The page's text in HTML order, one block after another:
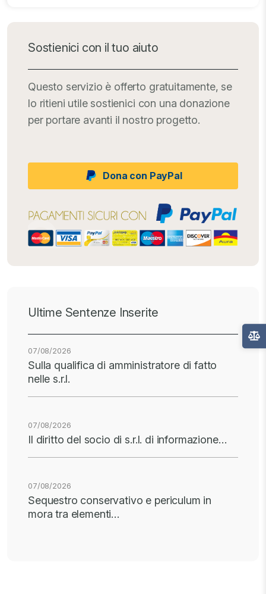
Sostienici con il tuo aiuto
Questo servizio è offerto gratuitamente, se
lo ritieni utile sostienici con una donazione
per portare avanti il nostro progetto.
Dona con PayPal
Ultime Sentenze Inserite
07/08/2026
Sulla qualifica di amministratore di fatto
nelle s.r.l.
07/08/2026
Il diritto del socio di s.r.l. di informazione…
07/08/2026
Sequestro conservativo e periculum in
mora tra elementi…